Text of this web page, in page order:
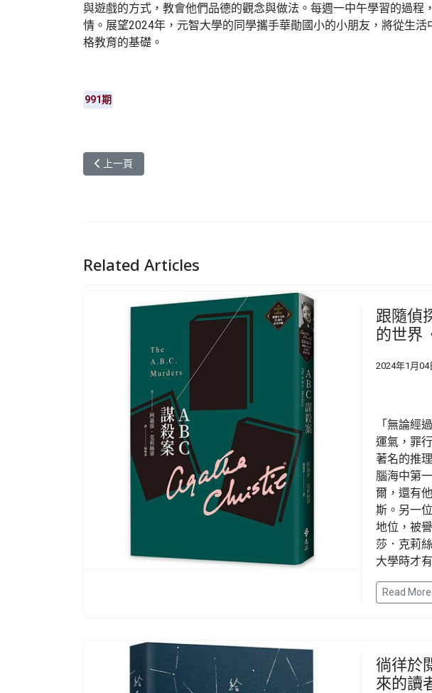
與遊戲的方式，教會他們品德的觀念與做法。每週一中午學習的過程
情。展望2024年，元智大學的同學攜手華勛國小的小朋友，將從生
格教育的基礎。
991期
上一篇文章: 元智雙語學伴過聖誕 驚喜元夢相見歡
上一頁
Related Articles
跟隨偵
的世界
2024年1月04
「無論經
運氣，罪
著名的推
腦海中第
爾，還有
斯。另一
地位，被
莎．克莉
大學時才
Read More
徜徉於
來的讀